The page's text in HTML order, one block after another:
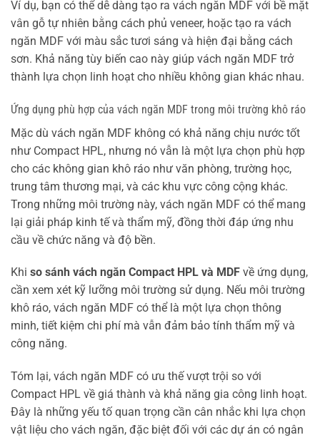
Ví dụ, bạn có thể dễ dàng tạo ra vách ngăn MDF với bề mặt
vân gỗ tự nhiên bằng cách phủ veneer, hoặc tạo ra vách
ngăn MDF với màu sắc tươi sáng và hiện đại bằng cách
sơn. Khả năng tùy biến cao này giúp vách ngăn MDF trở
thành lựa chọn linh hoạt cho nhiều không gian khác nhau.
Ứng dụng phù hợp của vách ngăn MDF trong môi trường khô ráo
Mặc dù vách ngăn MDF không có khả năng chịu nước tốt
như Compact HPL, nhưng nó vẫn là một lựa chọn phù hợp
cho các không gian khô ráo như văn phòng, trường học,
trung tâm thương mại, và các khu vực công cộng khác.
Trong những môi trường này, vách ngăn MDF có thể mang
lại giải pháp kinh tế và thẩm mỹ, đồng thời đáp ứng nhu
cầu về chức năng và độ bền.
Khi so sánh vách ngăn Compact HPL và MDF về ứng dụng,
cần xem xét kỹ lưỡng môi trường sử dụng. Nếu môi trường
khô ráo, vách ngăn MDF có thể là một lựa chọn thông
minh, tiết kiệm chi phí mà vẫn đảm bảo tính thẩm mỹ và
công năng.
Tóm lại, vách ngăn MDF có ưu thế vượt trội so với
Compact HPL về giá thành và khả năng gia công linh hoạt.
Đây là những yếu tố quan trọng cần cân nhắc khi lựa chọn
vật liệu cho vách ngăn, đặc biệt đối với các dự án có ngân